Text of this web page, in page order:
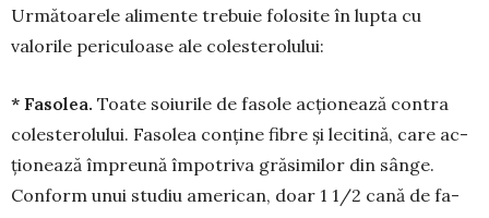
Următoarele alimente trebuie fo­lo­site în lupta cu
valorile periculoase ale colesterolului:
* Fasolea. Toate soiurile de fasole acți­o­nează con­tra
coleste­ro­lu­lui. Fasolea con­­­ține fibre și lecitină, ca­re ac­
țio­nea­ză îm­preună îm­po­triva gră­si­­milor din sân­ge.
Conform u­nui stu­diu american, doar 1 1/2 ca­nă de fa­